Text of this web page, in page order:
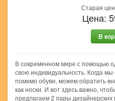
Старая
Цена:
В
В современном мире с помощью
свою индивидуальность. Когда
помимо обуви, можем обратить
как носки. И вот здесь важно,
предлагаем 2 пары дизайнерских